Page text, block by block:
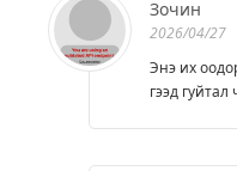
Зочин
2026/04/27
Энэ их
гээд